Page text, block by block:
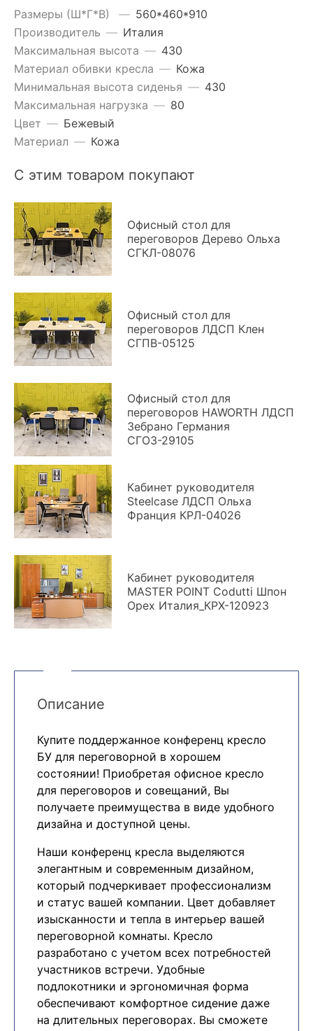
Размеры (Ш*Г*В) — 560*460*910
Производитель — Италия
Максимальная высота — 430
Материал обивки кресла — Кожа
Минимальная высота сиденья — 430
Максимальная нагрузка — 80
Цвет — Бежевый
Материал — Кожа
С этим товаром покупают
Офисный стол для
переговоров Дерево Ольха
СГКЛ-08076
Офисный стол для
переговоров ЛДСП Клен
СГПВ-05125
Офисный стол для
переговоров HAWORTH ЛДСП
Зебрано Германия
СГОЗ-29105
Кабинет руководителя
Steelcase ЛДСП Ольха
Франция КРЛ-04026
Кабинет руководителя
MASTER POINT Codutti Шпон
Орех Италия_КРХ-120923
Описание
Купите поддержанное конференц кресло
БУ для переговорной в хорошем
состоянии! Приобретая офисное кресло
для переговоров и совещаний, Вы
получаете преимущества в виде удобного
дизайна и доступной цены.
Наши конференц кресла выделяются
элегантным и современным дизайном,
который подчеркивает профессионализм
и статус вашей компании. Цвет добавляет
изысканности и тепла в интерьер вашей
переговорной комнаты. Кресло
разработано с учетом всех потребностей
участников встречи. Удобные
подлокотники и эргономичная форма
обеспечивают комфортное сидение даже
на длительных переговорах. Вы сможете